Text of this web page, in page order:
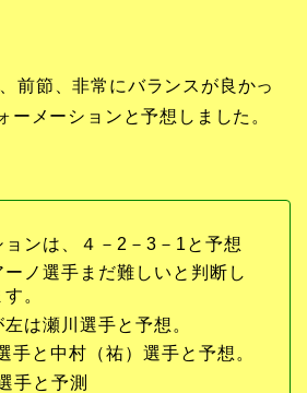
前節、非常にバランスが良かっ
ーメーションと予想しました。
ョンは、４－2－3－1と予想
ーノ選手まだ難しいと判断し
。
は瀬川選手と予想。
手と中村（祐）選手と予想。
手と予測